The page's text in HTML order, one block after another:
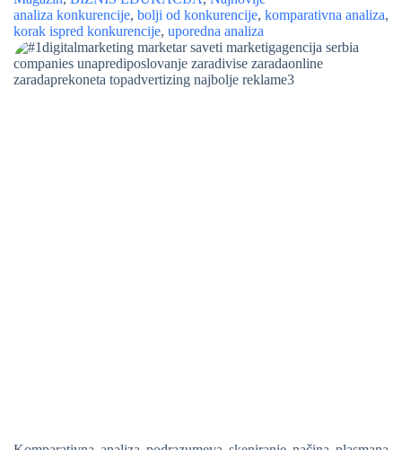
analiza konkurencije, bolji od konkurencije, komparativna analiza,
korak ispred konkurencije, uporedna analiza